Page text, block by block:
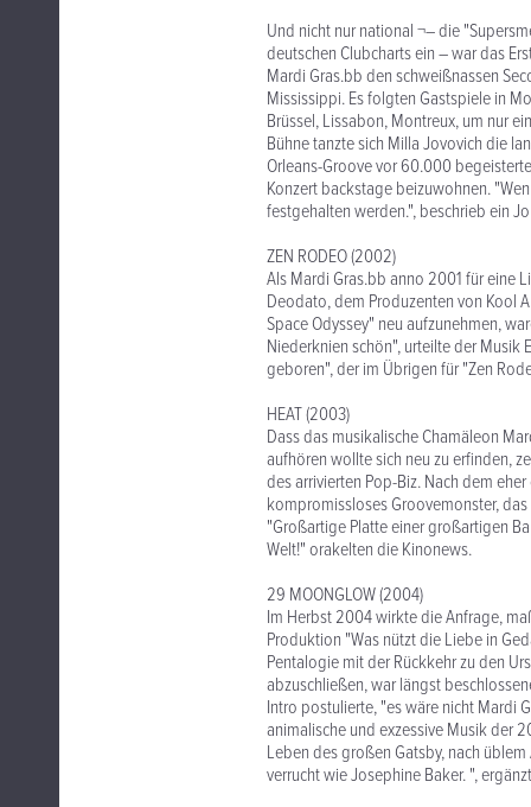
Und nicht nur national ¬– die
deutschen Clubcharts ein – war das
Mardi Gras.bb den schweißnassen
Mississippi. Es folgten Gastspiele in
Brüssel, Lissabon, Montreux, um nur
Bühne tanzte sich Milla Jovovich die
Orleans-Groove vor 60.000
Konzert backstage beizuwohnen.
festgehalten werden.", beschrieb ein
ZEN RODEO (2002)
Als Mardi Gras.bb anno 2001 für eine
Deodato, dem Produzenten von Kool
Space Odyssey" neu aufzunehmen,
Niederknien schön", urteilte der Musik
geboren", der im Übrigen für "Zen
HEAT (2003)
Dass das musikalische Chamäleon
aufhören wollte sich neu zu erfinden,
des arrivierten Pop-Biz. Nach dem
kompromissloses Groovemonster,
"Großartige Platte einer großartigen
Welt!" orakelten die Kinonews.
29 MOONGLOW (2004)
Im Herbst 2004 wirkte die Anfrage,
Produktion "Was nützt die Liebe in
Pentalogie mit der Rückkehr zu den
abzuschließen, war längst
Intro postulierte, "es wäre nicht Mardi
animalische und exzessive Musik der
Leben des großen Gatsby, nach
verrucht wie Josephine Baker. ",